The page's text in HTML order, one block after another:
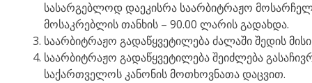
სასარგებლოდ დაეკისრა საარბიტრაჟო
მოსაკრებლის თანხის – 90.00 ლარის გადახდა.
საარბიტრაჟო გადაწყვეტილება ძალაში შედის
საარბიტრაჟო გადაწყვეტილება შეიძლება
საქართველოს კანონის მოთხოვნათა დაცვით.